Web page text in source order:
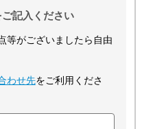
記入ください
等がございましたら自由
わせ先をご利用くださ